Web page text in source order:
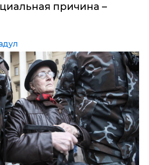
причина –